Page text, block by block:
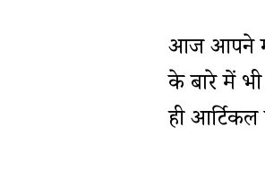
आज आपने
के बारे में
ही आर्टिकल